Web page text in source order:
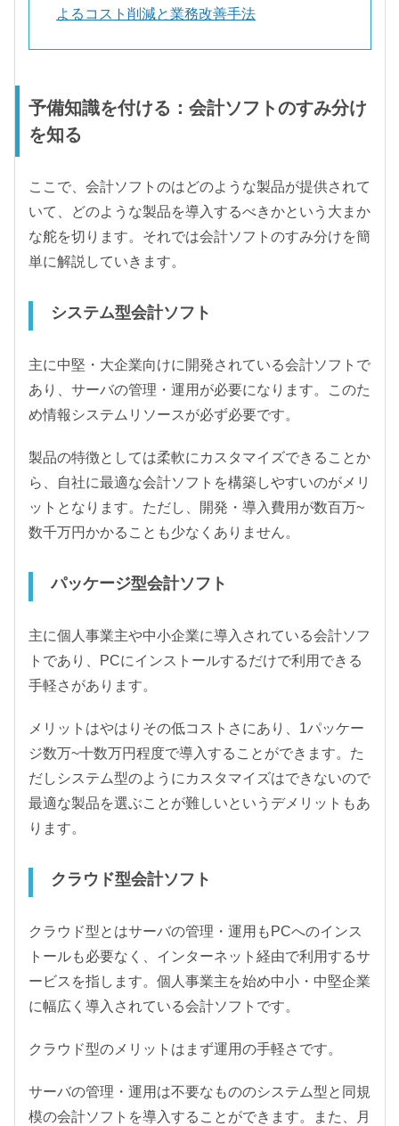
よるコスト削減と業務改善手法
予備知識を付ける：会計ソフトのすみ分け
を知る
ここで、会計ソフトのはどのような製品が提供されて
いて、どのような製品を導入するべきかという大まか
な舵を切ります。それでは会計ソフトのすみ分けを簡
単に解説していきます。
システム型会計ソフト
主に中堅・大企業向けに開発されている会計ソフトで
あり、サーバの管理・運用が必要になります。このた
め情報システムリソースが必ず必要です。
製品の特徴としては柔軟にカスタマイズできることか
ら、自社に最適な会計ソフトを構築しやすいのがメリ
ットとなります。ただし、開発・導入費用が数百万~
数千万円かかることも少なくありません。
パッケージ型会計ソフト
主に個人事業主や中小企業に導入されている会計ソフ
トであり、PCにインストールするだけで利用できる
手軽さがあります。
メリットはやはりその低コストさにあり、1パッケー
ジ数万~十数万円程度で導入することができます。た
だしシステム型のようにカスタマイズはできないので
最適な製品を選ぶことが難しいというデメリットもあ
ります。
クラウド型会計ソフト
クラウド型とはサーバの管理・運用もPCへのインス
トールも必要なく、インターネット経由で利用するサ
ービスを指します。個人事業主を始め中小・中堅企業
に幅広く導入されている会計ソフトです。
クラウド型のメリットはまず運用の手軽さです。
サーバの管理・運用は不要なもののシステム型と同規
模の会計ソフトを導入することができます。また、月